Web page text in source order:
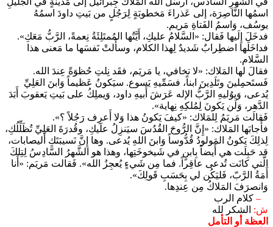
اسمُها النَّاصِرَة، إلى عَذراءَ مَخطوبَةٍ لِرَجُلٍ من بَيتِ داودَ اسمُهُ
يوسُف، وَاسمُ الفَتاةِ مَريم.
فدخَلَ إِلَيها فَقال: «السَّلامُ عليكِ، أَيَّتُها المُمتَلِئَةُ نِعمةً، الرَّبُّ مَعَكِ».
فداخَلَها اضطِرابٌ شَديدٌ لِهذا الكلام، وسأَلتْ نَفسَها ما مَعنى هذا
السَّلام.
فقالَ لها المَلاك: «لا تخافي، يا مَريَم، فقَد نِلتِ حُظوَةً عِندَ الله.
فَستَحمِلينَ وتَلَدِينَ ابناً، فسَمِّيهِ يَسوع. سيَكونُ عَظيماً وَابنَ العَلِيِّ
يُدعى، وَيوُليهِ الرَّبُّ الإله عَرَشَ أَبيهِ داود، وَيملِكُ على بَيتِ يَعقوبَ أَبَدَ
الدَّهر، وَلَن يَكونَ لِمُلكِهِ نِهاية».
فَقالَت مَريَمُ لِلمَلاك: «كيفَ يَكونُ هذا وَلا أَعرِف رَجُلاً ؟».
فأَجابَها المَلاك: «إِنَّ الرُّوحَ القُدُسَ سيَنزِلُ علَيكِ، وقُدرَةَ العَلِيِّ تُظَلِّلُكِ،
لِذلِكَ يَكونُ المَولودُ قُدُّوساً وَابنَ اللهِ يُدعى. وها إِنَّ نَسيبَتَكِ أَليصابات،
قد حَبِلَت هي أَيضاً بِابنٍ في شَيخوخَتِها، وهذا هو الشَّهرُ السَّادِسُ لِتِلكَ
الَّتي كانَت تُدعى عاقِراً. فما مِن شَيءٍ يُعجِزُ الله». فَقالت مَريَم: «أَنا
أَمَةُ الرَّبّ، فَليَكُن لي بِحَسَبِ قَولِكَ».
وَانصرَفَ المَلاكُ مِن عِندِها.
– كلام الرب
ش: الشكر لله
العظة أو التأمل